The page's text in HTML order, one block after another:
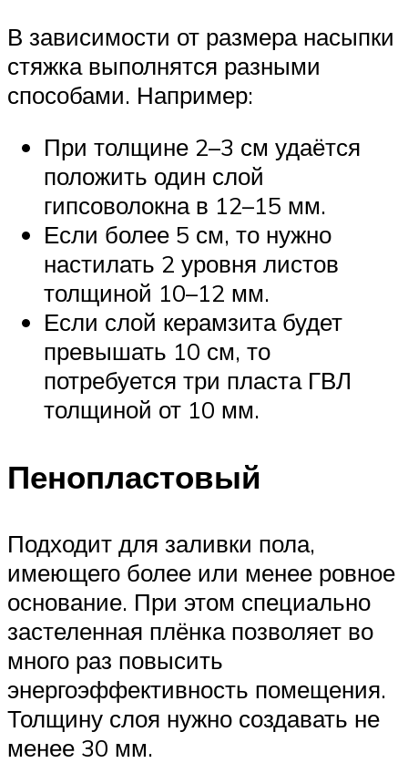
В зависимости от размера насыпки
стяжка выполнятся разными
способами. Например:
При толщине 2–3 см удаётся
положить один слой
гипсоволокна в 12–15 мм.
Если более 5 см, то нужно
настилать 2 уровня листов
толщиной 10–12 мм.
Если слой керамзита будет
превышать 10 см, то
потребуется три пласта ГВЛ
толщиной от 10 мм.
Пенопластовый
Подходит для заливки пола,
имеющего более или менее ровное
основание. При этом специально
застеленная плёнка позволяет во
много раз повысить
энергоэффективность помещения.
Толщину слоя нужно создавать не
менее 30 мм.